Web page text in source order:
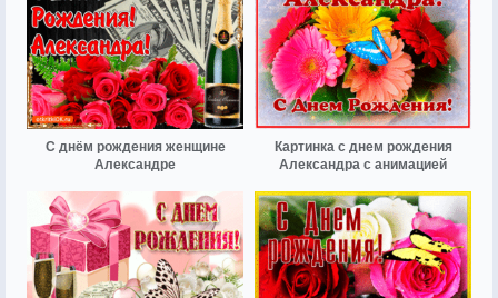
С днём рождения женщине
Александре
Картинка с днем рождения
Александра с анимацией